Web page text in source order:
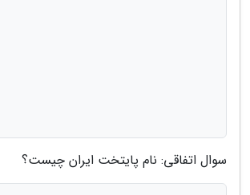
سوال اتفاقی: نام پایتخت ایران چیست؟